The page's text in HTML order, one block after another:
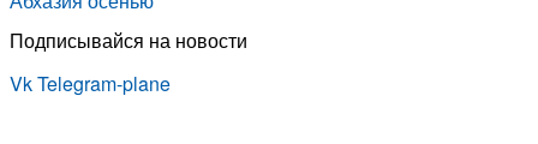
Подписывайся на новости
VkTelegram-plane